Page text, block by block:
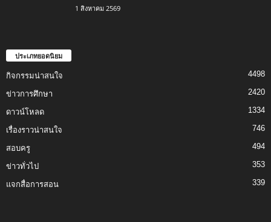
1 สิงหาคม 2569
ประเภทยอดนิยม
กิจกรรมน่าสนใจ 4498
ข่าวการศึกษา 2420
ดาวน์โหลด 1334
เรื่องราวน่าสนใจ 746
สอบครู 494
ข่าวทั่วไป 353
แจกสื่อการสอน 339